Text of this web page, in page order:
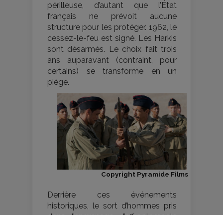
périlleuse, d’autant que l’État
français ne prévoit aucune
structure pour les protéger. 1962, le
cessez-le-feu est signé. Les Harkis
sont désarmés. Le choix fait trois
ans auparavant (contraint, pour
certains) se transforme en un
piège.
Copyright Pyramide Films
Derrière ces événements
historiques, le sort d’hommes pris